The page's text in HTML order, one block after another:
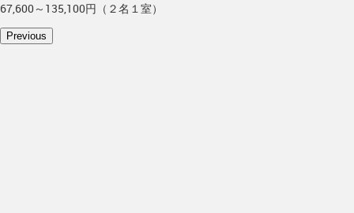
67,600～135,100円（２名１室）
Previous